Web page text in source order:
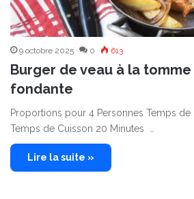
9 octobre 2025 0 613
Burger de veau à la
fondante
Proportions pour 4 Personnes Temps de
Temps de Cuisson 20 Minutes …
Lire la suite »